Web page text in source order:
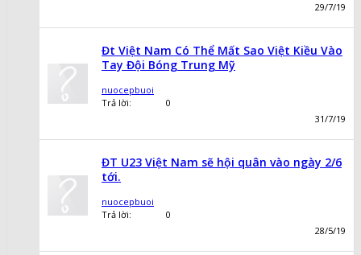
29/7/19
Đt Việt Nam Có Thể Mất Sao Việt Kiều Vào
Tay Đội Bóng Trung Mỹ
nuocepbuoi
Trả lời:
0
31/7/19
ĐT U23 Việt Nam sẽ hội quân vào ngày 2/6
tới.
nuocepbuoi
Trả lời:
0
28/5/19